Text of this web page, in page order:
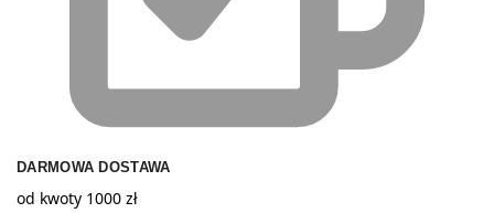
DARMOWA DOSTAWA
od kwoty 1000 zł